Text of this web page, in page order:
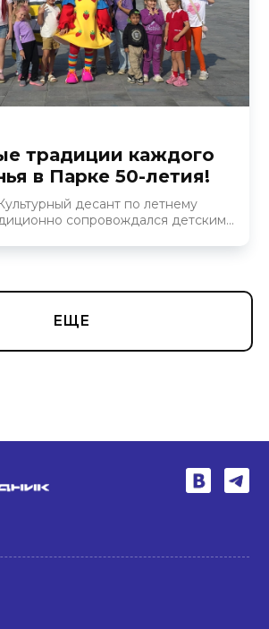
традиции каждого
в Парке 50-летия!
десант по летнему
сопровождался детским...
ЕЩЕ